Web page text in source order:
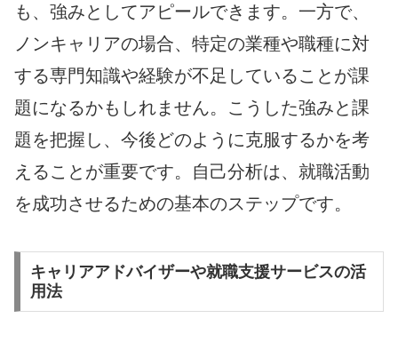
も、強みとしてアピールできます。一方で、
ノンキャリアの場合、特定の業種や職種に対
する専門知識や経験が不足していることが課
題になるかもしれません。こうした強みと課
題を把握し、今後どのように克服するかを考
えることが重要です。自己分析は、就職活動
を成功させるための基本のステップです。
キャリアアドバイザーや就職支援サービスの活
用法